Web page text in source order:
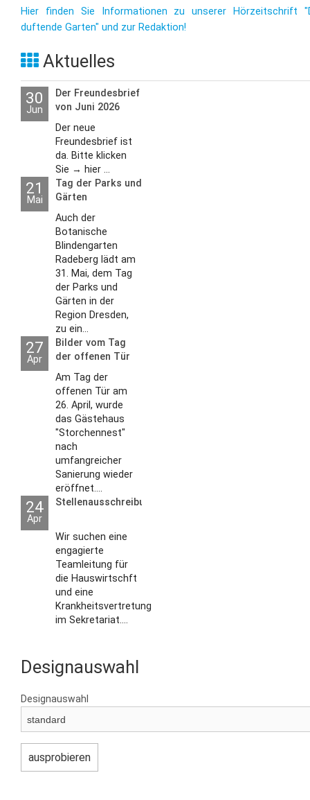
Hier finden Sie Informationen zu unserer Hörzeitschrift
duftende Garten" und zur Redaktion!
Aktuelles
30
Jun
Der Freundesbrief
von Juni 2026
Der neue
Freundesbrief ist
da. Bitte klicken
Sie → hier ...
21
Mai
Tag der Parks und
Gärten
Auch der
Botanische
Blindengarten
Radeberg lädt am
31. Mai, dem Tag
der Parks und
Gärten in der
Region Dresden,
zu ein...
27
Apr
Bilder vom Tag
der offenen Tür
2026
Am Tag der
offenen Tür am
26. April, wurde
das Gästehaus
"Storchennest"
nach
umfangreicher
Sanierung wieder
eröffnet....
24
Apr
Stellenausschreibungen
Wir suchen eine
engagierte
Teamleitung für
die Hauswirtschft
und eine
Krankheitsvertretung
im Sekretariat....
Designauswahl
Designauswahl